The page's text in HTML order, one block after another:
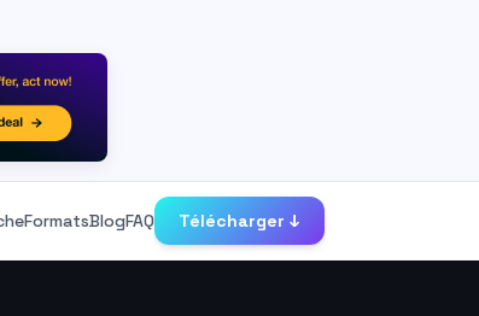
FormatsBlogFAQ Télécharger ↓